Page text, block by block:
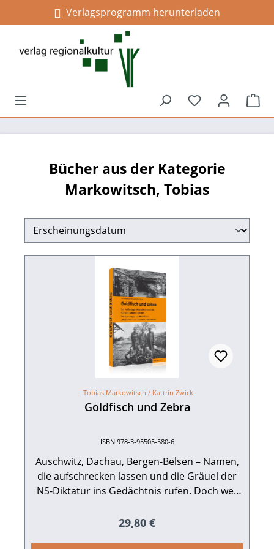
springenVerlagsprogramm herunterladen
Infos für Gemeinden
Du hast 0
Bücher aus der Kategorie
Markowitsch, Tobias
Tobias Markowitsch / Kattrin Zwick
Goldfisch und Zebra
ISBN 978-3-95505-580-6
Auschwitz, Dachau, Bergen-Belsen – Namen,
die aufschrecken lassen und die Gräuel der
NS-Diktatur ins Gedächtnis rufen. Doch wer
gerach, Asbach oder Neckarbischofsheim
Regulärer Preis:
29,80 €